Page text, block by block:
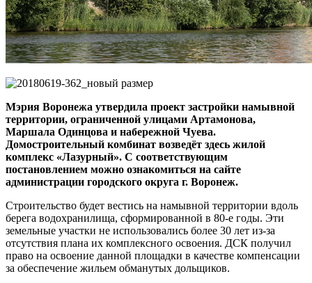
Мэрия Воронежа утвердила проект застройки намывной
территории, ограниченной улицами Артамонова,
Маршала Одинцова и набережной Чуева.
Домостроительный комбинат возведёт здесь жилой
комплекс «Лазурный». С соответствующим
постановлением можно ознакомиться на сайте
администрации городского округа г. Воронеж.
Строительство будет вестись на намывной территории вдоль
берега водохранилища, сформированной в 80-е годы. Эти
земельные участки не использовались более 30 лет из-за
отсутствия плана их комплексного освоения. ДСК получил
право на освоение данной площадки в качестве компенсации
за обеспечение жильем обманутых дольщиков.